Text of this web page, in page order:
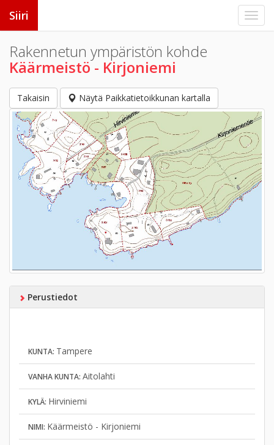
Siiri
Rakennetun ympäristön kohde
Käärmeistö - Kirjoniemi
Takaisin Näytä Paikkatietoikkunan kartalla
Perustiedot
KUNTA: Tampere
VANHA KUNTA: Aitolahti
KYLÄ: Hirviniemi
NIMI: Käärmeistö - Kirjoniemi